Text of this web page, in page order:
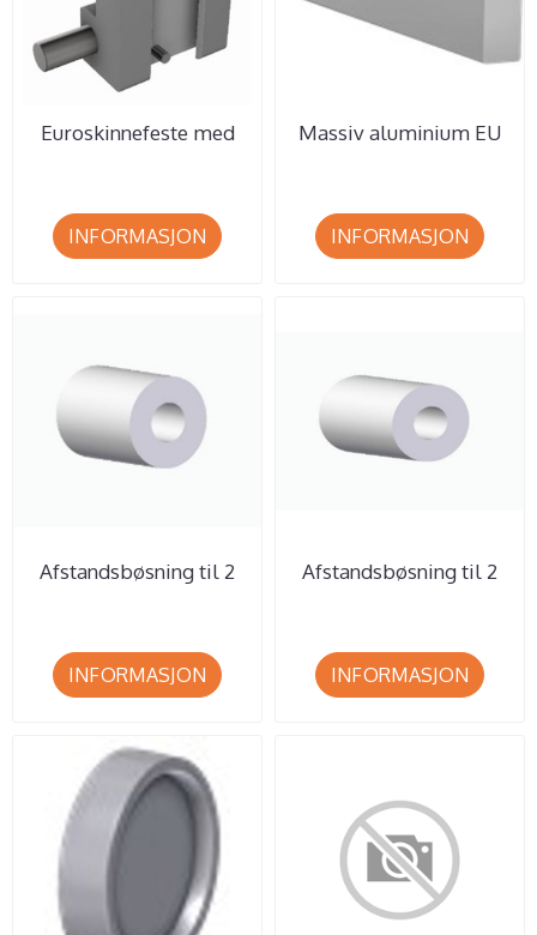
Euroskinnefeste med
INFORMASJON
Massiv aluminium EU
INFORMASJON
Afstandsbøsning til 2
INFORMASJON
Afstandsbøsning til 2
INFORMASJON